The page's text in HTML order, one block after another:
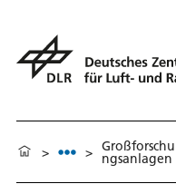
> > Großforschu
ngsanlagen